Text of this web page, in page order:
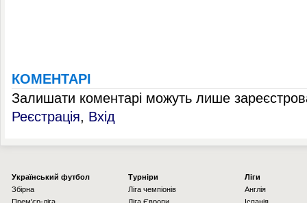
КОМЕНТАРІ
Залишати коментарі можуть лише
Реєстрація, Вхід
Українcький футбол
Збірна
Турніри
Ліга чемпіонів
Ліги
Англія